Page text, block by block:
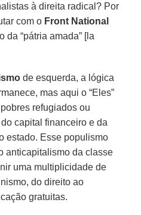
à direita radical? Por
com o Front National
da “pátria amada” [la
de esquerda, a lógica
mas aqui o “Eles”
refugiados ou
capital financeiro e da
estado. Esse populismo
anticapitalismo da classe
uma multiplicidade de
do direito ao
gratuitas.